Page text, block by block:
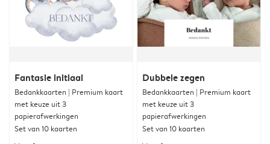
Fantasie initiaal
Bedankkaarten | Premium kaart
met keuze uit 3
papierafwerkingen
Set van 10 kaarten
Dubbele zegen
Bedankkaarten | Premium kaart
met keuze uit 3
papierafwerkingen
Set van 10 kaarten